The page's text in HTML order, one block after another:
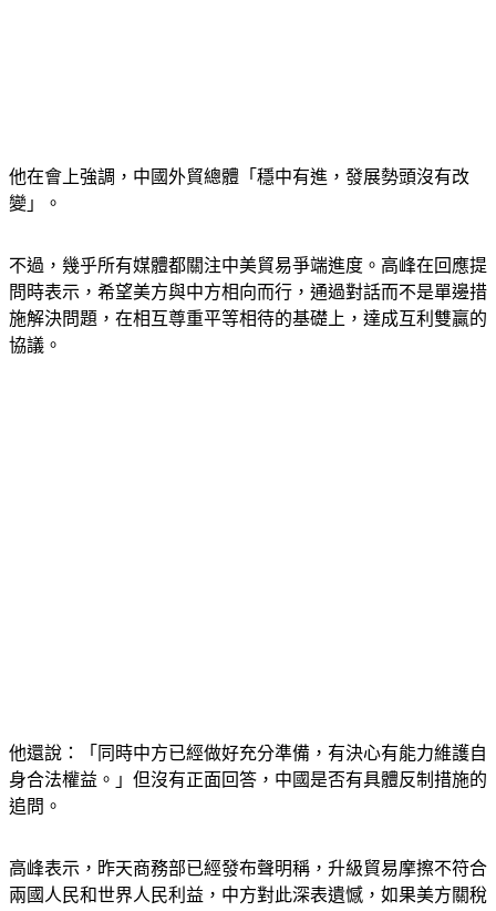
他在會上強調，中國外貿總體「穩中有進，發展勢頭沒有改
變」。
不過，幾乎所有媒體都關注中美貿易爭端進度。高峰在回應提
問時表示，希望美方與中方相向而行，通過對話而不是單邊措
施解決問題，在相互尊重平等相待的基礎上，達成互利雙贏的
協議。
他還說：「同時中方已經做好充分準備，有決心有能力維護自
身合法權益。」但沒有正面回答，中國是否有具體反制措施的
追問。
高峰表示，昨天商務部已經發布聲明稱，升級貿易摩擦不符合
兩國人民和世界人民利益，中方對此深表遺憾，如果美方關稅